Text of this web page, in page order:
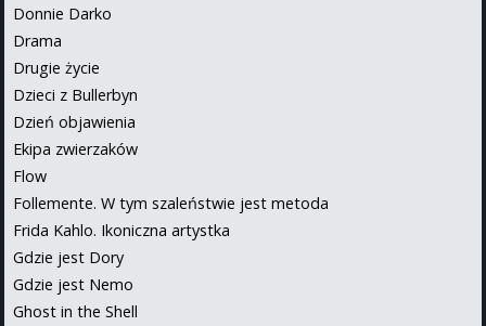
Donnie Darko
Drama
Drugie życie
Dzieci z Bullerbyn
Dzień objawienia
Ekipa zwierzaków
Flow
Follemente. W tym szaleństwie jest metoda
Frida Kahlo. Ikoniczna artystka
Gdzie jest Dory
Gdzie jest Nemo
Ghost in the Shell